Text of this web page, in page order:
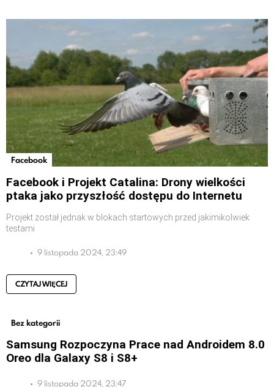
Facebook
Facebook i Projekt Catalina: Drony wielkości
ptaka jako przyszłość dostępu do Internetu
Projekt został jednak w blokach startowych przed jakimikolwiek
testami
9 listopada 2024, 23:49
CZYTAJ WIĘCEJ
Bez kategorii
Samsung Rozpoczyna Prace nad Androidem 8.0
Oreo dla Galaxy S8 i S8+
9 listopada 2024, 23:47